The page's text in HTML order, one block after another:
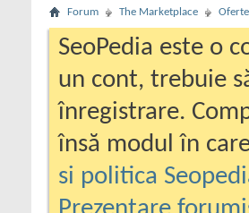
Forum The Marketplace
SeoPedia este o
un cont, trebuie
înregistrare.
însă modul în
si politica